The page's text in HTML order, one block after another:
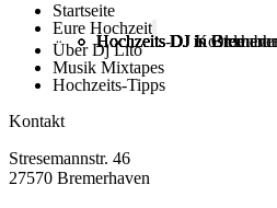
Startseite
Eure Hochzeit
Hochzeits DJ in Bremen
Hochzeits DJ in
Hochzeits DJ in
Hochzeits DJ in
Hochzeits-DJ Kosten
Über Dj Lito
Musik Mixtapes
Hochzeits-Tipps
Kontakt
Stresemannstr. 46
27570 Bremerhaven